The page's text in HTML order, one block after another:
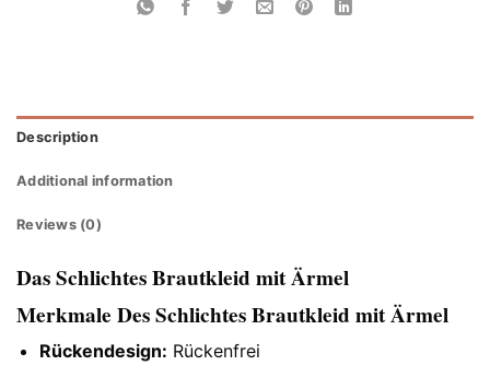
Description
Additional information
Reviews (0)
Das Schlichtes Brautkleid mit Ärmel
Merkmale Des Schlichtes Brautkleid mit Ärmel
Rückendesign: Rückenfrei